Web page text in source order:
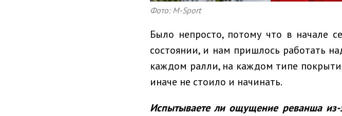
Фото: M-Sport
Было непросто, потому что в начале
состоянии, и нам пришлось работать
каждом ралли, на каждом типе
иначе не стоило и начинать.
Испытываете ли ощущениереванша из-